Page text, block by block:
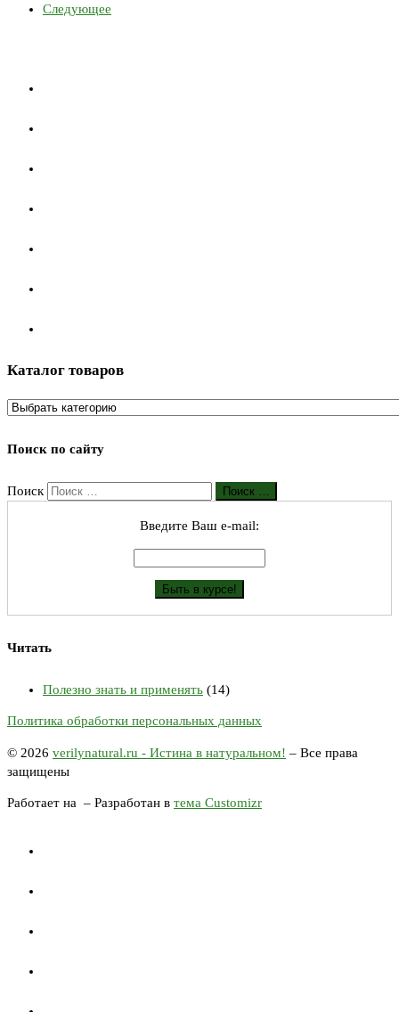
Следующее
Каталог товаров
Поиск по сайту
Поиск Поиск …
Введите Ваш е-mail:
Читать
Полезно знать и применять (14)
Политика обработки персональных данных
© 2026 verilynatural.ru - Истина в натуральном! – Все права
защищены
Работает на – Разработан в тема Customizr